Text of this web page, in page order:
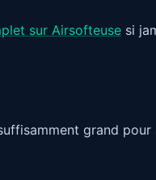
sur Airsofteuse si
grand